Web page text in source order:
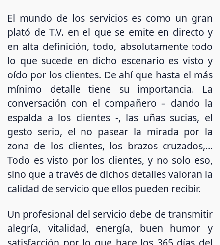
El mundo de los servicios es como un gran
plató de T.V. en el que se emite en directo y
en alta definición, todo, absolutamente todo
lo que sucede en dicho escenario es visto y
oído por los clientes. De ahí que hasta el más
mínimo detalle tiene su importancia. La
conversación con el compañero – dando la
espalda a los clientes -, las uñas sucias, el
gesto serio, el no pasear la mirada por la
zona de los clientes, los brazos cruzados,…
Todo es visto por los clientes, y no solo eso,
sino que a través de dichos detalles valoran la
calidad de servicio que ellos pueden recibir.
Un profesional del servicio debe de transmitir
alegría, vitalidad, energía, buen humor y
satisfacción por lo que hace los 365 días del